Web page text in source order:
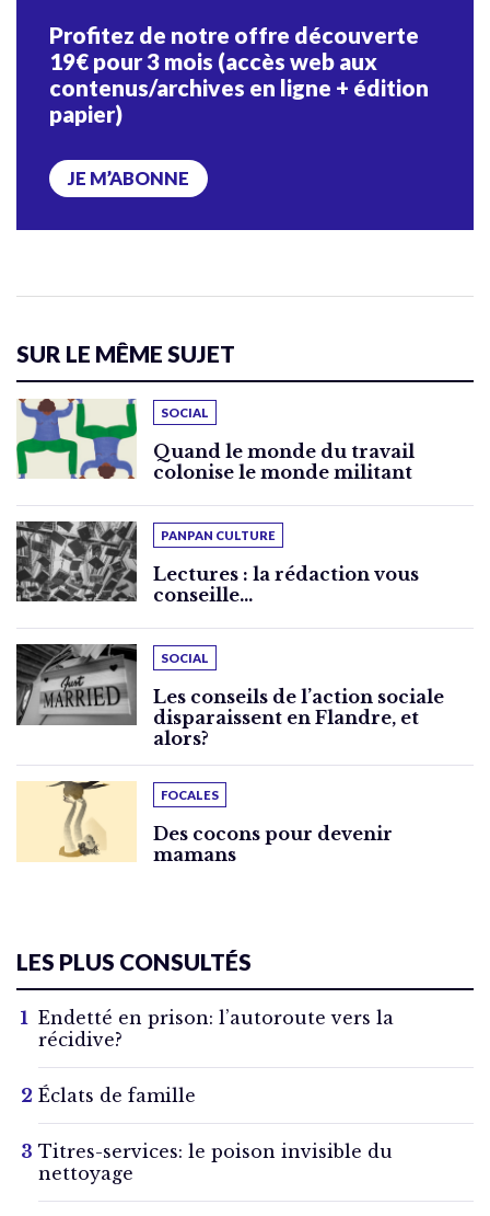
Profitez de notre offre découverte
19€ pour 3 mois (accès web aux
contenus/archives en ligne + édition
papier)
JE M’ABONNE
SUR LE MÊME SUJET
SOCIAL
Quand le monde du travail
colonise le monde militant
PANPAN CULTURE
Lectures : la rédaction vous
conseille…
SOCIAL
Les conseils de l’action sociale
disparaissent en Flandre, et
alors?
FOCALES
Des cocons pour devenir
mamans
LES PLUS CONSULTÉS
Endetté en prison: l’autoroute vers la
récidive?
Éclats de famille
Titres-services: le poison invisible du
nettoyage